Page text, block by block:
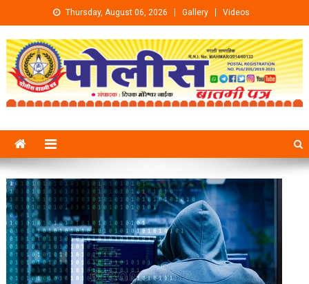
Skip to content Thursday, August 06, 2026 Gallery Videos